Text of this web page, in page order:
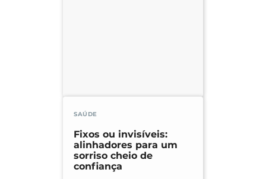
SAÚDE
Fixos ou invisíveis:
alinhadores para um
sorriso cheio de
confiança